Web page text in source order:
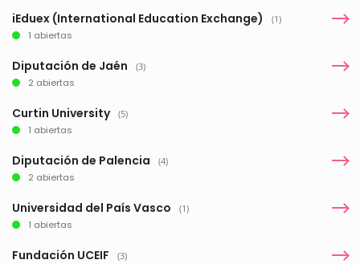
iEduex (International Education Exchange) (1)
1 abiertas
Diputación de Jaén (3)
2 abiertas
Curtin University (5)
1 abiertas
Diputación de Palencia (4)
2 abiertas
Universidad del País Vasco (1)
1 abiertas
Fundación UCEIF (3)